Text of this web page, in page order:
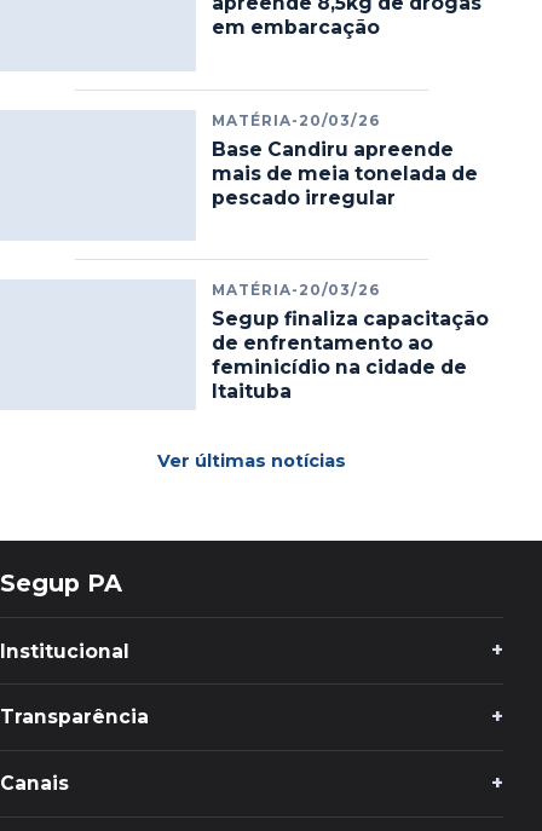
em embarcação
MATÉRIA- 20/03/26
Base Candiru apreende
mais de meia tonelada de
pescado irregular
MATÉRIA- 20/03/26
Segup finaliza capacitação
de enfrentamento ao
feminicídio na cidade de
Itaituba
Ver últimas notícias
Segup PA
Institucional
Transparência
Canais